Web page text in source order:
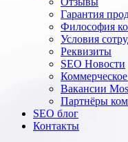
Гарантия
Философия
Условия
Реквизиты
SEO Новости
Вакансии
Партнёры
SEO блог
Контакты